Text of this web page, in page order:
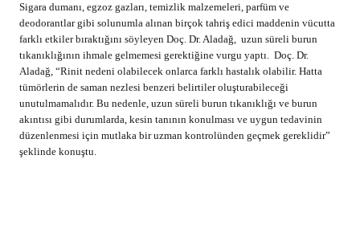
Sigara dumanı, egzoz gazları, temizlik malzemeleri, parfüm ve
deodorantlar gibi solunumla alınan birçok tahriş edici maddenin vücutta
farklı etkiler bıraktığını söyleyen Doç. Dr. Aladağ,
uzun süreli burun
tıkanıklığının ihmale gelmemesi gerektiğine vurgu yaptı. Doç. Dr.
Aladağ, “Rinit nedeni olabilecek onlarca farklı hastalık olabilir. Hatta
tümörlerin de saman nezlesi benzeri belirtiler oluşturabileceği
unutulmamalıdır. Bu nedenle, uzun süreli burun tıkanıklığı ve burun
akıntısı gibi durumlarda, kesin tanının konulması ve uygun tedavinin
düzenlenmesi için mutlaka bir uzman kontrolünden geçmek gereklidir”
şeklinde konuştu.